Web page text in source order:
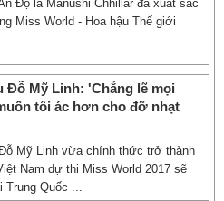
Độ là Manushi Chhillar đã xuất sắc
Miss World - Hoa hậu Thế giới
Đỗ Mỹ Linh: 'Chẳng lẽ mọi
tôi ác hơn cho đỡ nhạt
Mỹ Linh vừa chính thức trở thành
Nam dự thi Miss World 2017 sẽ
Trung Quốc ...